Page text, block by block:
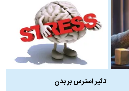
تاثیر استرس بر بدن